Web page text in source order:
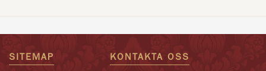
SITEMAP KONTAKTA OSS